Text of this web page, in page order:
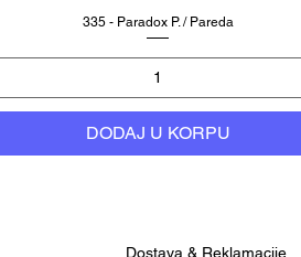
335 - Paradox P. / Pareda
DODAJ U KORPU
Dostava & Reklamacije